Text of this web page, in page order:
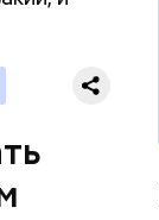
уже не